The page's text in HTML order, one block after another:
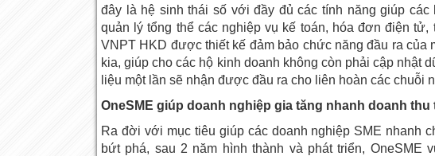
đây là hệ sinh thái số với đầy đủ các tính năng giúp
quản lý tổng thể các nghiệp vụ kế toán, hóa đơn điện
VNPT HKD được thiết kế đảm bảo chức năng đầu ra của
kia, giúp cho các hộ kinh doanh không còn phải cập nhật
liệu một lần sẽ nhận được đầu ra cho liên hoàn các chuỗi
OneSME giúp doanh nghiệp gia tăng nhanh doanh
Ra đời với mục tiêu giúp các doanh nghiệp SME nhanh
bứt phá, sau 2 năm hình thành và phát triển, OneSME